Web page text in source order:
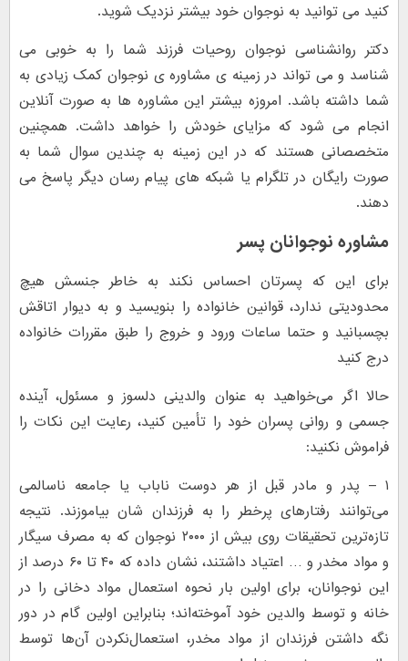
کنید می توانید به نوجوان خود بیشتر نزدیک شوید.
دکتر روانشناسی نوجوان روحیات فرزند شما را به خوبی می
شناسد و می تواند در زمینه ی مشاوره ی نوجوان کمک زیادی به
شما داشته باشد. امروزه بیشتر این مشاوره ها به صورت آنلاین
انجام می شود که مزایای خودش را خواهد داشت. همچنین
متخصصانی هستند که در این زمینه به چندین سوال شما به
صورت رایگان در تلگرام یا شبکه های پیام رسان دیگر پاسخ می
دهند.
مشاوره نوجوانان پسر
برای این که پسرتان احساس نکند به خاطر جنسش هیچ
محدودیتی ندارد، قوانین خانواده را بنویسید و به دیوار اتاقش
بچسبانید و حتما ساعات ورود و خروج را طبق مقررات خانواده
درج کنید
حالا اگر می‌خواهید به عنوان والدینی دلسوز و مسئول، آینده
جسمی و روانی پسران خود را تأمین کنید، رعایت این نکات را
فراموش نکنید:
۱ – پدر و مادر قبل از هر دوست ناباب یا جامعه ناسالمی
می‌توانند رفتارهای پرخطر را به فرزندان شان بیاموزند. نتیجه
تازه‌ترین تحقیقات روی بیش از ۲۰۰۰ نوجوان که به مصرف سیگار
و مواد مخدر و … اعتیاد داشتند، نشان داده که ۴۰ تا ۶۰ درصد از
این نوجوانان، برای اولین بار نحوه استعمال مواد دخانی را در
خانه و توسط والدین خود آموخته‌اند؛ بنابراین اولین گام در دور
نگه داشتن فرزندان از مواد مخدر، استعمال‌نکردن آن‌ها توسط